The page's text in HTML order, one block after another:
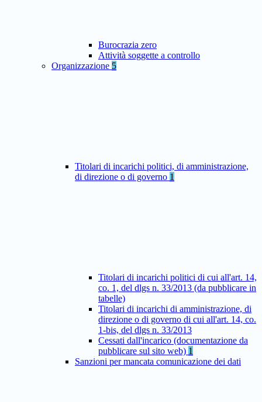
Burocrazia zero
Attività soggette a controllo
Organizzazione 5
Titolari di incarichi politici, di amministrazione,
di direzione o di governo 1
Titolari di incarichi politici di cui all'art. 14,
co. 1, del dlgs n. 33/2013 (da pubblicare in
tabelle)
Titolari di incarichi di amministrazione, di
direzione o di governo di cui all'art. 14, co.
1-bis, del dlgs n. 33/2013
Cessati dall'incarico (documentazione da
pubblicare sul sito web) 1
Sanzioni per mancata comunicazione dei dati